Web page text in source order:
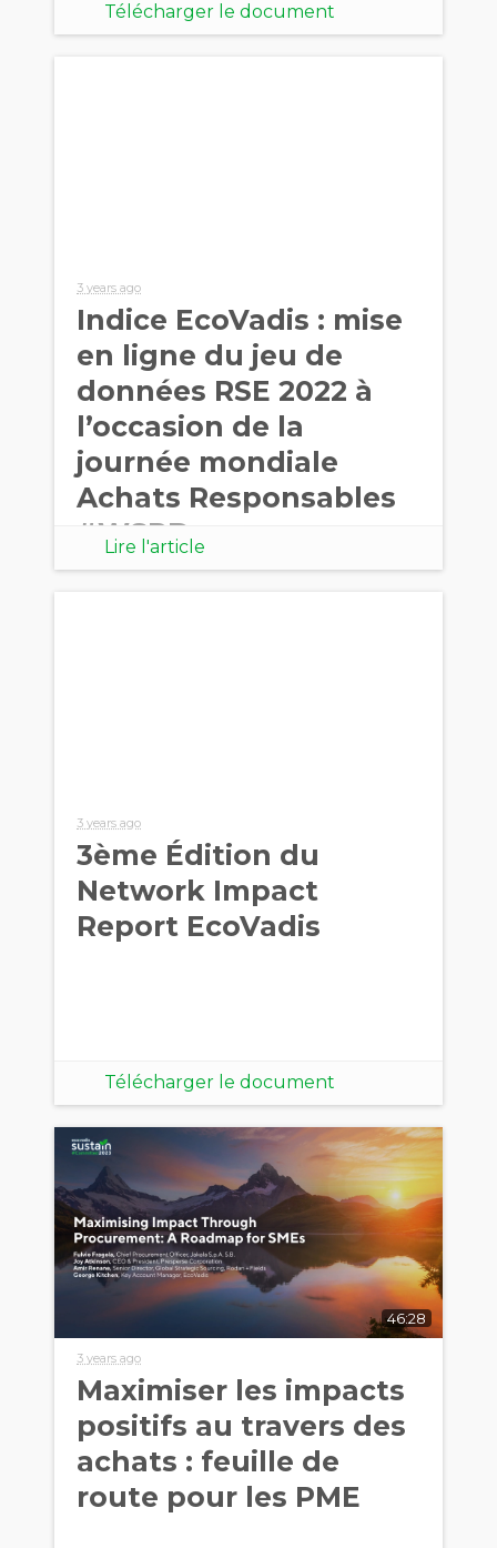
Télécharger le document
3 years ago
Indice EcoVadis : mise
en ligne du jeu de
données RSE 2022 à
l’occasion de la
journée mondiale
Achats Responsables
#WSPD
Lire l'article
3 years ago
3ème Édition du
Network Impact
Report EcoVadis
Télécharger le document
46:28
3 years ago
Maximiser les impacts
positifs au travers des
achats : feuille de
route pour les PME